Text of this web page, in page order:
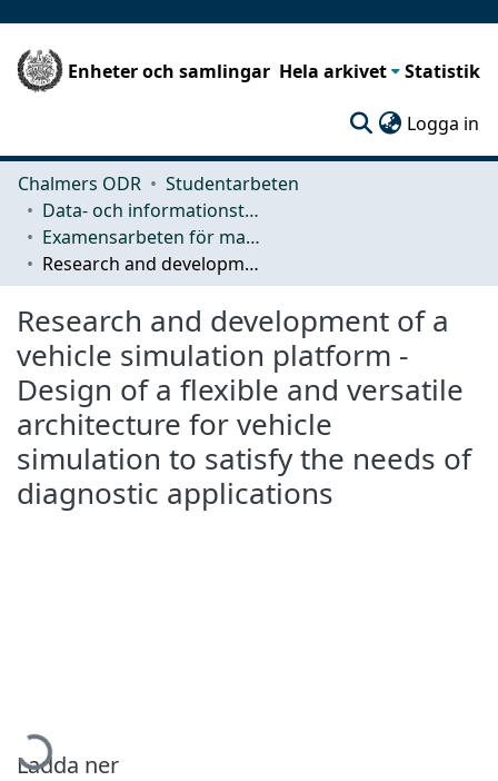
Enheter och samlingar Hela arkivet Statistik
Logga in
Chalmers ODR
Studentarbeten
Data- och informationsteknik (CSE)
Examensarbeten för masterexamen
Research and development of a vehicle simulation platform - Design of a flexible and versatile architecture for vehicle simulation to satisfy the needs of diagnostic applications
Research and development of a
vehicle simulation platform -
Design of a flexible and versatile
architecture for vehicle
simulation to satisfy the needs of
diagnostic applications
Hämtar...
Ladda ner